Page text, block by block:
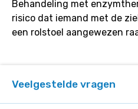
terecht?
Behandeling met
risico dat iemand met de
een rolstoel aangewezen
Veelgestelde vragen